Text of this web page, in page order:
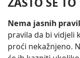
Nema jasnih
pravila da bi vidjeli
proći nekažnjeno.